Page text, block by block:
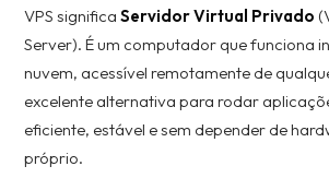
VPS significaServidor Virtual Privado
Server). É um computador que funciona
nuvem, acessível remotamente de
excelente alternativa para rodar
eficiente, estável e sem depender de
próprio.